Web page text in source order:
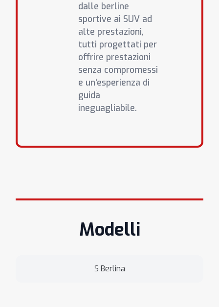
dalle berline
sportive ai SUV ad
alte prestazioni,
tutti progettati per
offrire prestazioni
senza compromessi
e un'esperienza di
guida
ineguagliabile.
Modelli
S Berlina